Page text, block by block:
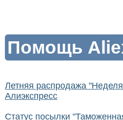
Помощь
Летняя распродажа
Алиэкспресс
Статус посылки